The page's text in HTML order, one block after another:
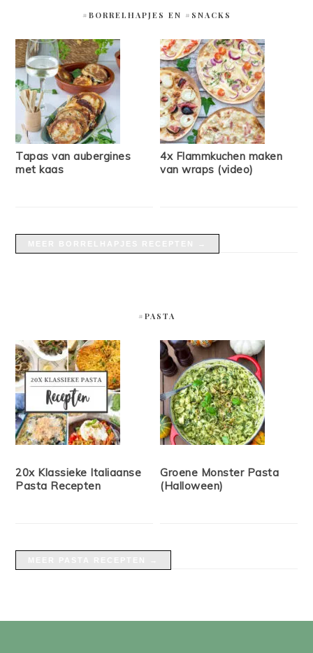
#BORRELHAPJES EN #SNACKS
Tapas van aubergines
met kaas
4x Flammkuchen maken
van wraps (video)
#PASTA
20x Klassieke Italiaanse
Pasta Recepten
Groene Monster Pasta
(Halloween)